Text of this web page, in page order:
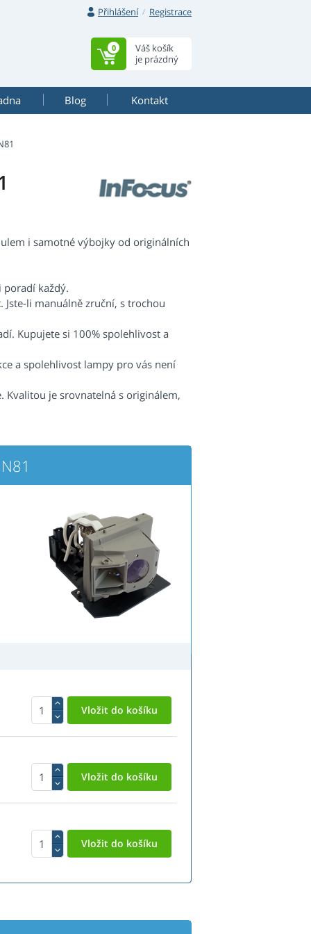
Přihlášení Registrace
Váš košík
je prázdný
0
Blog Kontakt
i samotné výbojky od originálních
každý.
li manuálně zruční, s trochou
Kupujete si 100% spolehlivost a
a spolehlivost lampy pro vás není
Kvalitou je srovnatelná s originálem,